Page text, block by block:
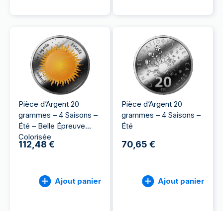
Pièce d’Argent 20
grammes – 4 Saisons –
Été – Belle Épreuve
Colorisée
112,48 €
Ajout panier
Pièce d’Argent 20
grammes – 4 Saisons –
Été
70,65 €
Ajout panier